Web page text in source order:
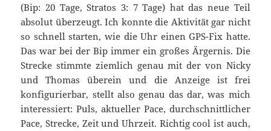
(Bip: 20 Tage, Stratos 3: 7 Tage) hat das neue Teil
absolut überzeugt. Ich konnte die Aktivität gar nicht
so schnell starten, wie die Uhr einen GPS-Fix hatte.
Das war bei der Bip immer ein großes Ärgernis. Die
Strecke stimmte ziemlich genau mit der von Nicky
und Thomas überein und die Anzeige ist frei
konfigurierbar, stellt also genau das dar, was mich
interessiert: Puls, aktueller Pace, durchschnittlicher
Pace, Strecke, Zeit und Uhrzeit. Richtig cool ist auch,